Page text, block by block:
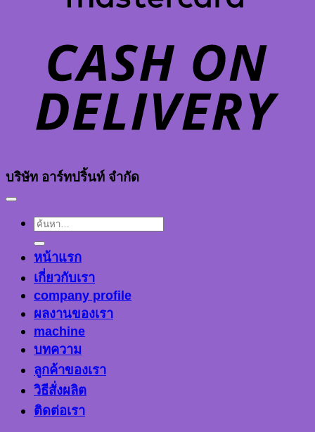
บริษัท อาร์ทปริ้นท์ จำกัด
ค้นหา:
หน้าแรก
เกี่ยวกับเรา
company profile
ผลงานของเรา
machine
บทความ
ลูกค้าของเรา
วิธีสั่งผลิต
ติดต่อเรา